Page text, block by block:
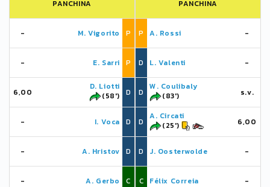
PANCHINA
- M. Vigorito P
- E. Sarri P
6,00
D. Liotti
(58')
D
- I. Voca D
- A. Hristov D
- A. Gerbo C
PANCHINA
P A. Rossi -
D L. Valenti -
D
W. Coulibaly
(83')
s.v.
D
A. Circati
(25')
6,00
D J. Oosterwolde -
C Félix Correia -